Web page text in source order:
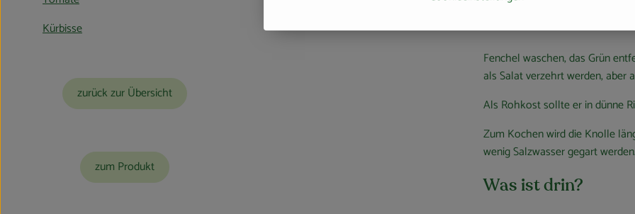
Kürbisse
zurück zur Übersicht
zum Produkt
Fenchel waschen, das Grün
als Salat verzehrt werden, aber
Als Rohkost sollte er in dünne
Zum Kochen wird die Knolle
wenig Salzwasser gegart werden.
Was ist drin?